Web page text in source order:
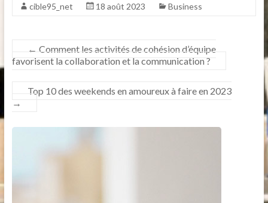
cible95_net 18 août 2023 Business
← Comment les activités de cohésion d’équipe
favorisent la collaboration et la communication ?
Top 10 des weekends en amoureux à faire en 2023
→